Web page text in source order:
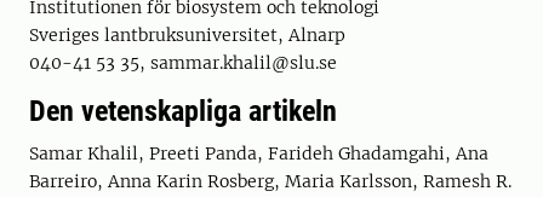
Institutionen för biosystem och teknologi
Sveriges lantbruksuniversitet, Alnarp
040-41 53 35, sammar.khalil@slu.se
Den vetenskapliga artikeln
Samar Khalil, Preeti Panda, Farideh Ghadamgahi, Ana
Barreiro, Anna Karin Rosberg, Maria Karlsson, Ramesh R.